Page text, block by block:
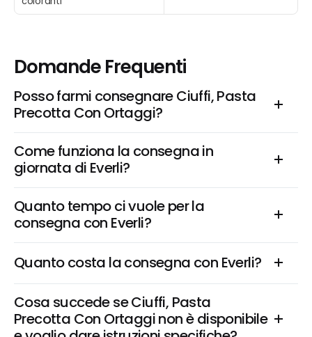
Domande Frequenti
Posso farmi consegnare Ciuffi, Pasta
Precotta Con Ortaggi?
Come funziona la consegna in
giornata di Everli?
Quanto tempo ci vuole per la
consegna con Everli?
Quanto costa la consegna con Everli?
Cosa succede se Ciuffi, Pasta
Precotta Con Ortaggi non è disponibile